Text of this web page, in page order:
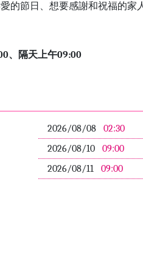
的節日、想要感謝和祝福的家
、隔天上午09:00
2026/08/08 02:30
2026/08/10
09:00
2026/08/11
09:00